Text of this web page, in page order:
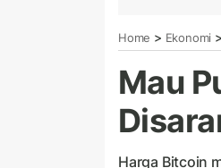
Home > Ekonomi >
Mau
Harga Bitcoin